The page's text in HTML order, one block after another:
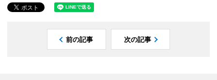
前の記事 次の記事